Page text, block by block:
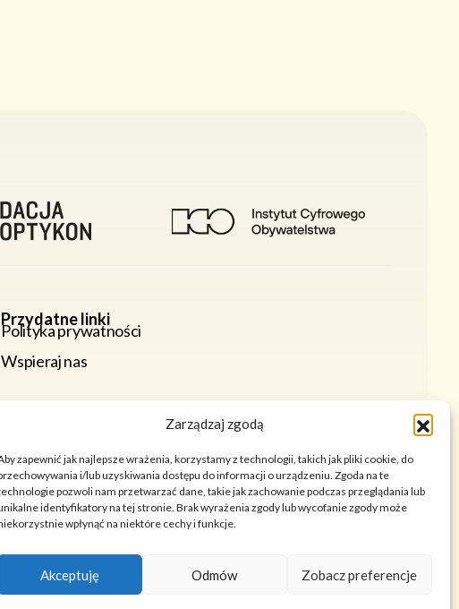
Zarządzaj zgodą
zapewnić jak najlepsze wrażenia, korzystamy z technologii, takich jak pliki cookie, do
i/lub uzyskiwania dostępu do informacji o urządzeniu. Zgoda na te
pozwoli nam przetwarzać dane, takie jak zachowanie podczas przeglądania lub
identyfikatory na tej stronie. Brak wyrażenia zgody lub wycofanie zgody może
wpłynąć na niektóre cechy i funkcje.
Akceptuję Odmów Zobacz preferencje
Przydatne linki
Polityka prywatności
Wspieraj nas